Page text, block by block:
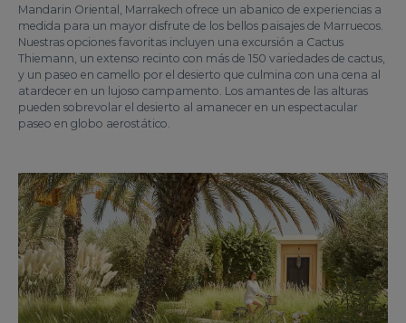
Mandarin Oriental, Marrakech ofrece un abanico de experiencias a
medida para un mayor disfrute de los bellos paisajes de Marruecos.
Nuestras opciones favoritas incluyen una excursión a Cactus
Thiemann, un extenso recinto con más de 150 variedades de cactus,
y un paseo en camello por el desierto que culmina con una cena al
atardecer en un lujoso campamento. Los amantes de las alturas
pueden sobrevolar el desierto al amanecer en un espectacular
paseo en globo aerostático.